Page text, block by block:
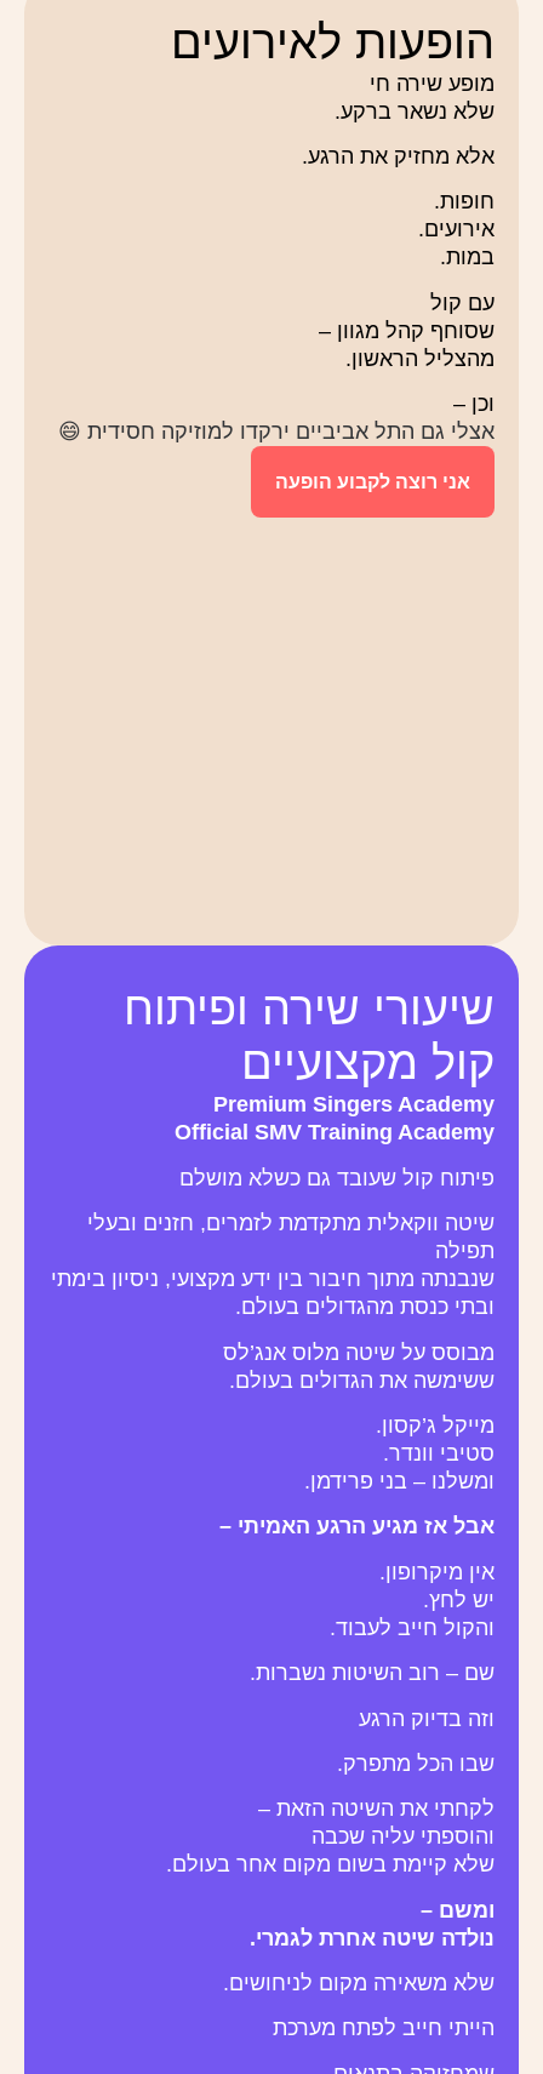
הופעות לאירועים
מופע שירה חי
שלא נשאר ברקע.
אלא מחזיק את הרגע.
חופות.
אירועים.
במות.
עם קול
שסוחף קהל מגוון –
מהצליל הראשון.
וכן –
אצלי גם התל אביביים ירקדו למוזיקה חסידית 😄
אני רוצה לקבוע הופעה
שיעורי שירה ופיתוח
קול מקצועיים
Premium Singers Academy
Official SMV Training Academy
פיתוח קול שעובד גם כשלא מושלם
שיטה ווקאלית מתקדמת לזמרים, חזנים ובעלי
תפילה
שנבנתה מתוך חיבור בין ידע מקצועי, ניסיון בימתי
ובתי כנסת מהגדולים בעולם.
מבוסס על שיטה מלוס אנג’לס
ששימשה את הגדולים בעולם.
מייקל ג’קסון.
סטיבי וונדר.
ומשלנו – בני פרידמן.
אבל אז מגיע הרגע האמיתי –
אין מיקרופון.
יש לחץ.
והקול חייב לעבוד.
שם – רוב השיטות נשברות.
וזה בדיוק הרגע
שבו הכל מתפרק.
לקחתי את השיטה הזאת –
והוספתי עליה שכבה
שלא קיימת בשום מקום אחר בעולם.
ומשם –
נולדה שיטה אחרת לגמרי.
שלא משאירה מקום לניחושים.
הייתי חייב לפתח מערכת